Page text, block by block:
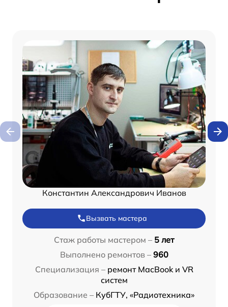
Константин Александрович Иванов
Вызвать мастера
Стаж работы мастером – 5 лет
Выполнено ремонтов – 960
Специализация – ремонт MacBook и VR
систем
Образование – КубГТУ, «Радиотехника»